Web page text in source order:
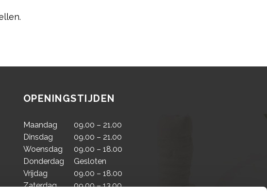
OPENINGSTIJDEN
Maandag
09.00 – 21.00
Dinsdag
09.00 – 21.00
Woensdag
09.00 – 18.00
Donderdag
Gesloten
Vrijdag
09.00 – 18.00
Zaterdag
09.00 – 13.00